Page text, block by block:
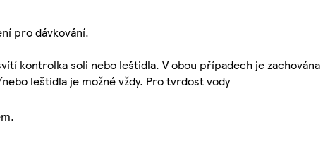
pro dávkování.
kontrolka soli nebo leštidla. V obou případech je zachována
leštidla je možné vždy. Pro tvrdost vody